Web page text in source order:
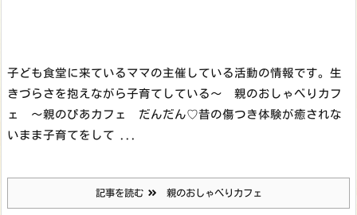
子ども食堂に来ているママの主催している活動の情報です。 生
きづらさを抱えながら子育てしている ～ 親のおしゃべりカフ
ェ ～親のぴあカフェ だんだん♡昔の傷つき体験が癒されな
いまま子育てをして ...
記事を読む 親のおしゃべりカフェ